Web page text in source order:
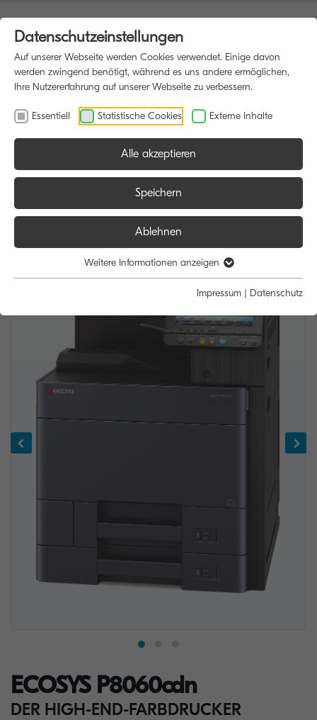
ECOSYS P8060cdn
DER HIGH-END-FARBDRUCKER
Datenschutzeinstellungen
Auf unserer Webseite werden Cookies verwendet. Einige davon
werden zwingend benötigt, während es uns andere ermöglichen,
Ihre Nutzererfahrung auf unserer Webseite zu verbessern.
Essentiell Statistische Cookies Externe Inhalte
Alle akzeptieren
Speichern
Ablehnen
Weitere Informationen anzeigen
Impressum | Datenschutz